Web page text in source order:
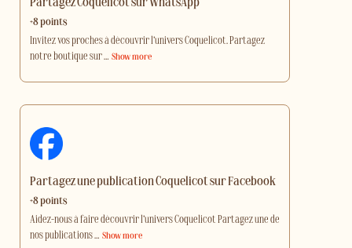
Partagez Coquelicot sur WhatsApp
+8 points
Invitez vos proches à découvrir l’univers Coquelicot. Partagez
notre boutique sur… Show more
Partagez une publication Coquelicot sur Facebook
+8 points
Aidez-nous à faire découvrir l’univers Coquelicot Partagez une de
nos publications… Show more